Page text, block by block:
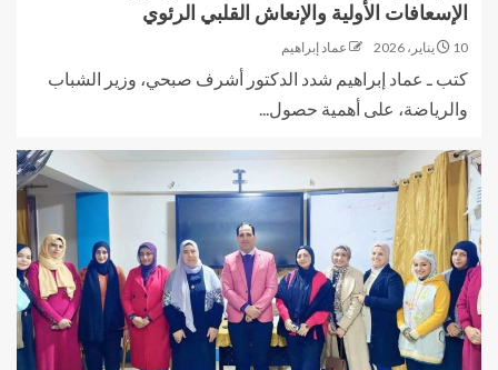
الإسعافات الأولية والإنعاش القلبي الرئوي
10 يناير، 2026 عماد إبراهيم
كتب ـ عماد إبراهيم شدد الدكتور أشرف صبحي، وزير الشباب
والرياضة، على أهمية حصول...